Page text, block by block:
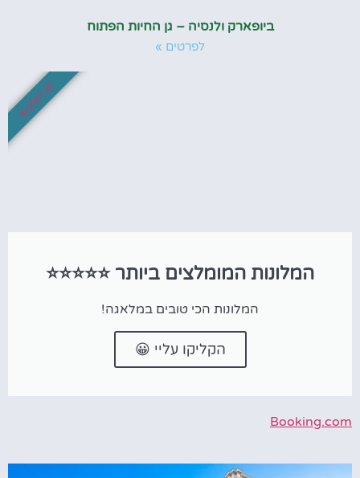
ביופארק ולנסיה – גן החיות הפתוח
לפרטים »
המלונות המומלצים ביותר ⭐⭐⭐⭐⭐
המלונות הכי טובים במלאגה!
הקליקו עליי 😀
לא לפספס!
Booking.com